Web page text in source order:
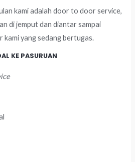
kami adalah door to door service,
di jemput dan diantar sampai
yang sedang bertugas.
KE PASURUAN